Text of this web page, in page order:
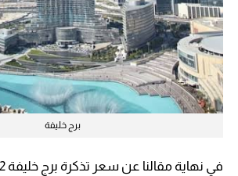
برج خليفة